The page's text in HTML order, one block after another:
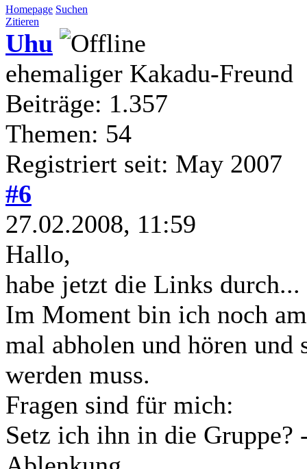
Homepage Suchen
Zitieren
Uhu
ehemaliger Kakadu-Freund
Beiträge: 1.357
Themen: 54
Registriert seit: May 2007
#6
27.02.2008, 11:59
Hallo,
habe jetzt die Links durch...
Im Moment bin ich noch
mal abholen und hören und
werden muss.
Fragen sind für mich:
Setz ich ihn in die Gruppe?